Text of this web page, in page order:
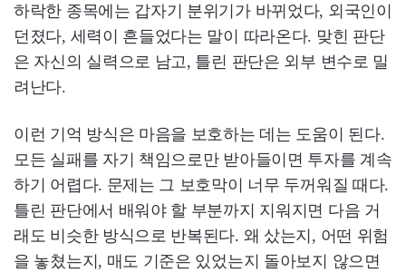
하락한 종목에는 갑자기 분위기가 바뀌었다, 외국인이
던졌다, 세력이 흔들었다는 말이 따라온다. 맞힌 판단
은 자신의 실력으로 남고, 틀린 판단은 외부 변수로 밀
려난다.
이런 기억 방식은 마음을 보호하는 데는 도움이 된다.
모든 실패를 자기 책임으로만 받아들이면 투자를 계속
하기 어렵다. 문제는 그 보호막이 너무 두꺼워질 때다.
틀린 판단에서 배워야 할 부분까지 지워지면 다음 거
래도 비슷한 방식으로 반복된다. 왜 샀는지, 어떤 위험
을 놓쳤는지, 매도 기준은 있었는지 돌아보지 않으면